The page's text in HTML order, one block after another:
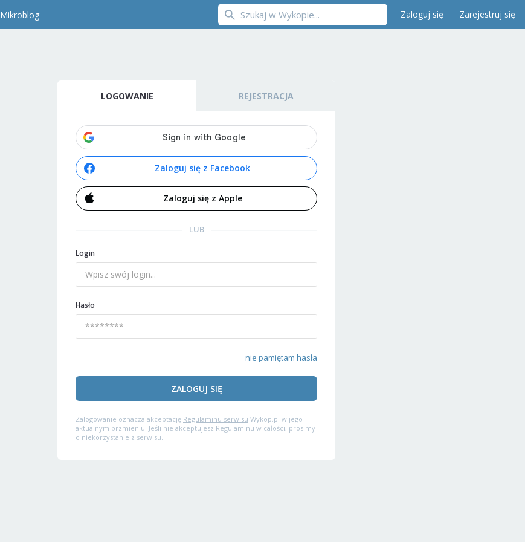
Mikroblog Zaloguj się Zarejestruj się
LOGOWANIE REJESTRACJA
Zaloguj się z Facebook
Zaloguj się z Apple
LUB
Login
Hasło
nie pamiętam hasła
ZALOGUJ SIĘ
Zalogowanie oznacza akceptację Regulaminu serwisu Wykop.pl w jego
aktualnym brzmieniu. Jeśli nie akceptujesz Regulaminu w całości, prosimy
o niekorzystanie z serwisu.